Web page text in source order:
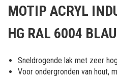
het
van
afbeeldingen-
gallerij
MOTIP ACRYL
HG RAL 6004
Sneldrogende lak met zeer
Voor ondergronden van hout,